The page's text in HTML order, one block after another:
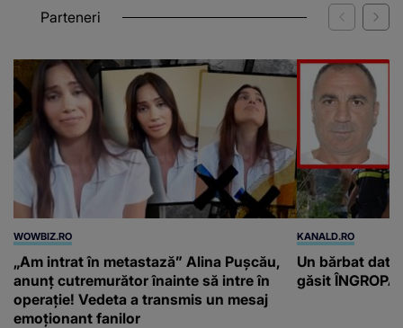
Parteneri
WOWBIZ.RO
„Am intrat în metastază” Alina Pușcău,
anunț cutremurător înainte să intre în
operație! Vedeta a transmis un mesaj
emoționant fanilor
KANALD.RO
Un bărbat dat
găsit